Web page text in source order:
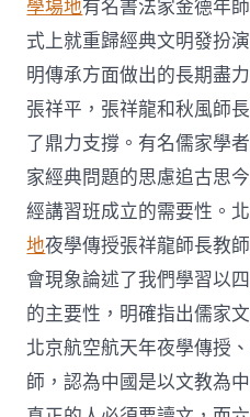
學場地有名書法家金德年
式上就重歸經典文明發扮
明傳承方面做出的長期盡
張祥平，張祥龍和秋風師
了鼎力支撐。有名儒家學
家經典問題的思慮追古思
經講習班成立的需要性。
地夜學傳授張祥龍師長教
會現象論述了我們學習以
的主要性，明確指出儒家
北京航空航天年夜學傳授
師，認為中國是以文教為